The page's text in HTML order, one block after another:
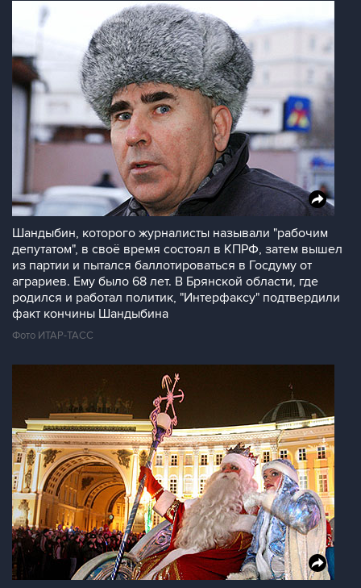
Шандыбин, которого журналисты называли "рабочим
депутатом", в своё время состоял в КПРФ, затем вышел
из партии и пытался баллотироваться в Госдуму от
аграриев. Ему было 68 лет. В Брянской области, где
родился и работал политик, "Интерфаксу" подтвердили
факт кончины Шандыбина
Фото ИТАР-ТАСС